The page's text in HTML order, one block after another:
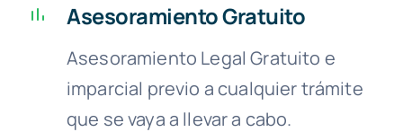
Asesoramiento Gratuito
Asesoramiento Legal Gratuito e
imparcial previo a cualquier trámite
que se vaya a llevar a cabo.